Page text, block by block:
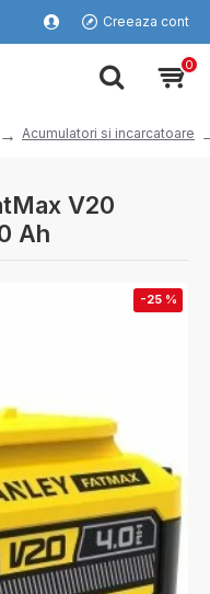
Creeaza cont
0
Acumulatori si incarcatoare
V20
Ah
-25 %